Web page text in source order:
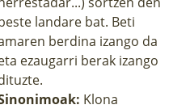
landare bat. Beti
berdina izango da
ezaugarri berak izango
Klona